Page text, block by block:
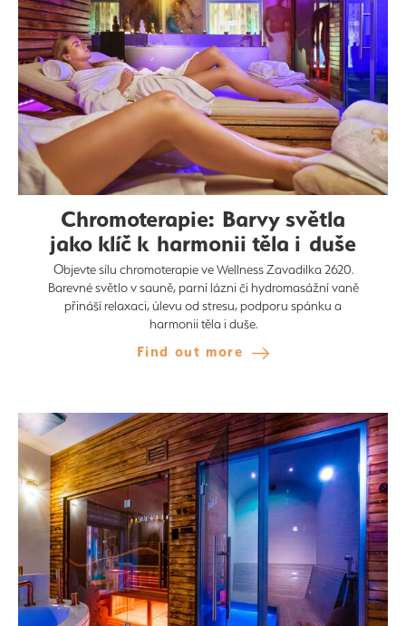
Chromoterapie: Barvy světla
jako klíč k harmonii těla i duše
Objevte sílu chromoterapie ve Wellness Zavadilka 2620.
Barevné světlo v sauně, parní lázni či hydromasážní vaně
přináší relaxaci, úlevu od stresu, podporu spánku a
harmonii těla i duše.
Find out more